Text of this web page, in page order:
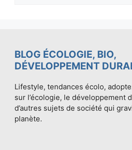
BLOG ÉCOLOGIE, BIO,
DÉVELOPPEMENT
Lifestyle, tendances écolo,
sur l’écologie, le développement
d’autres sujets de société qui
planète.